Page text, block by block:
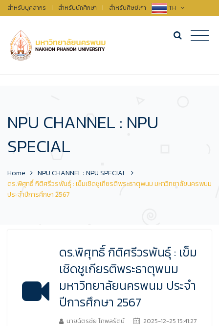
สำหรับบุคลากร | สำหรับนักศึกษา | สำหรับศิษย์เก่า TH
NPU CHANNEL : NPU
SPECIAL
Home
NPU CHANNEL : NPU SPECIAL
ดร.พิศุทธิ์ กิติศรีวรพันธุ์ : เข็มเชิดชูเกียรติพระธาตุพนม มหาวิทยาลัยนครพนม
ประจำปีการศึกษา 2567
ดร.พิศุทธิ์ กิติศรีวรพันธุ์ : เข็ม
เชิดชูเกียรติพระธาตุพนม
มหาวิทยาลัยนครพนม ประจำ
ปีการศึกษา 2567
นายฉัตรชัย โกพลรัตน์
2025-12-25 15:41:27